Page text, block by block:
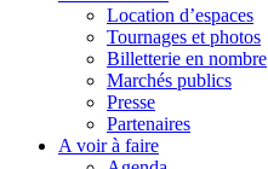
Location d’espaces
Tournages et photos
Billetterie en nombre
Marchés publics
Presse
Partenaires
A voir à faire